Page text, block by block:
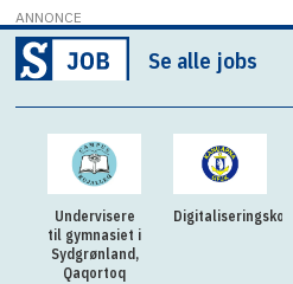
ANNONCE
Se alle jobs
Undervisere
til gymnasiet i
Sydgrønland,
Qaqortoq